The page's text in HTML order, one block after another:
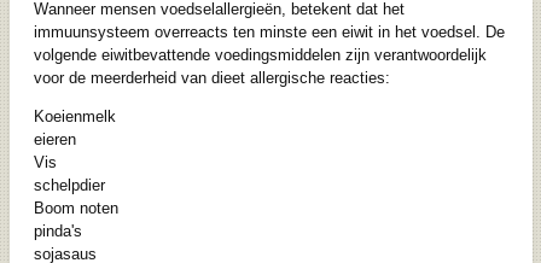
Wanneer mensen voedselallergieën, betekent dat het
immuunsysteem overreacts ten minste een eiwit in het voedsel. De
volgende eiwitbevattende voedingsmiddelen zijn verantwoordelijk
voor de meerderheid van dieet allergische reacties:
Koeienmelk
eieren
Vis
schelpdier
Boom noten
pinda's
sojasaus